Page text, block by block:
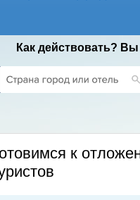
Как действовать?
к